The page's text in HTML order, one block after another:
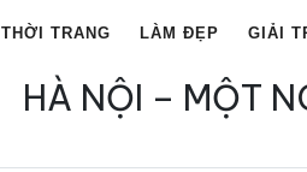
THỜI TRANG LÀM ĐẸP GIẢI
HÀ NỘI – MỘT